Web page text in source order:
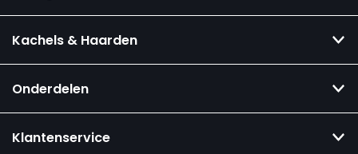
Kachels & Haarden
Onderdelen
Klantenservice